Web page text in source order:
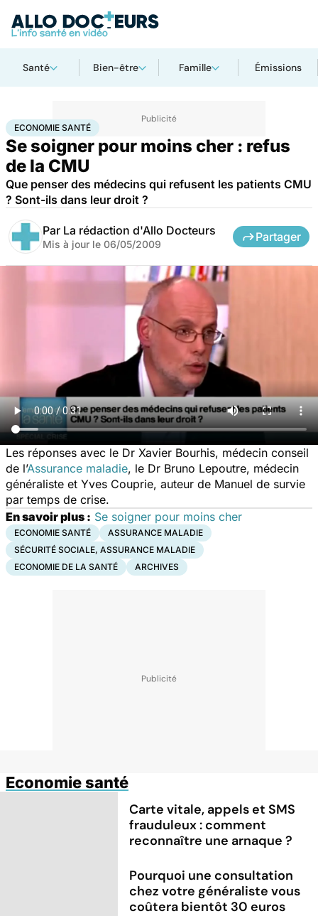
Santé Bien-être Famille Émissions
AccueilSantéSociété Économie Economie santé
ECONOMIE SANTÉ
Se soigner pour moins cher : refus
de la CMU
Que penser des médecins qui refusent les patients CMU
? Sont-ils dans leur droit ?
Par La rédaction d'Allo Docteurs
Mis à jour le 06/05/2009
Partager
Les réponses avec le Dr Xavier Bourhis, médecin conseil
de l’Assurance maladie, le Dr Bruno Lepoutre, médecin
généraliste et Yves Couprie, auteur de Manuel de survie
par temps de crise.
En savoir plus : Se soigner pour moins cher
ECONOMIE SANTÉ
ASSURANCE MALADIE
SÉCURITÉ SOCIALE, ASSURANCE MALADIE
ECONOMIE DE LA SANTÉ
ARCHIVES
Economie santé
Carte vitale, appels et SMS
frauduleux : comment
reconnaître une arnaque ?
Pourquoi une consultation
chez votre généraliste vous
coûtera bientôt 30 euros